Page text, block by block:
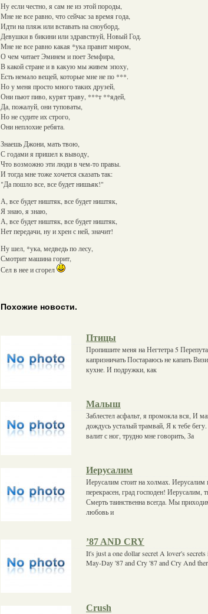
Ну если честно, я сам не из этой породы,
Мне не все равно, что сейчас за время года,
Идти на пляж или вставать на сноуборд,
Девушки в бикини или здравствуй, Новый Год.
Мне не все равно какая *ука правит миром,
О чем читает Эминем и поет Земфира,
В какой стране и в какую мы живем эпоху,
Есть немало вещей, которые мне не по ***.
Но у меня просто много таких друзей,
Они пьют пиво, курят траву, ***т **ядей,
Да, пожалуй, они туповаты,
Но не судите их строго,
Они неплохие ребята.
Знаешь Джони, мать твою,
С годами я пришел к выводу,
Что возможно эти люди в чем-то правы.
И тогда мне тоже хочется сказать так:
"Да пошло все, все будет нишьяк!"
А, все будет ништяк, все будет ништяк,
Я знаю, я знаю,
А, все будет ништяк, все будет ништяк,
Нет передачи, ну и хрен с ней, значит!
Ну шел, *ука, медведь по лесу,
Смотрит машина горит,
Сел в нее и сгорел
Похожие новости.
Птицы
Пропишите меня на Негтетра 5
капризничать Постараюсь не капать
кухне. И подружки, как
Малыш
Заблестел асфальт, я промокла вся, И
дождусь усталый трамвай, Я к тебе
валит с ног, трудно мне говорить, За
Иерусалим
Иерусалим стоит на холмах.
перекрасен, град господен! Иерусалим,
Смерть таинственна всегда. Мы
любовь и
’87 AND CRY
It's just a one dollar secret A lover's
May-Day '87 and Cry '87 and Cry And
Crush